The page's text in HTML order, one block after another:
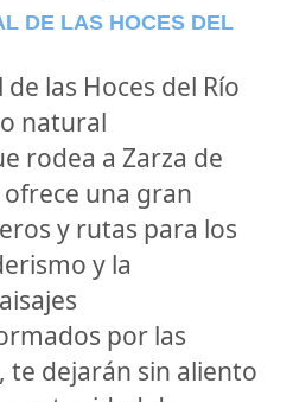
DE LAS HOCES DEL
las Hoces del Río
natural
rodea a Zarza de
una gran
y rutas para los
y la
por las
te dejarán sin aliento